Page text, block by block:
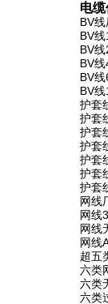
电
BV
BV
BV
BV
BV
BV
护套
护套
护套
护套
护套
护套
护套
网线
网线
网线
网线
超五
六类
六类
六类